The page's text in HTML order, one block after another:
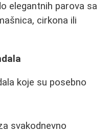
elegantnih parova sa
cirkona ili
koje su posebno
svakodnevno